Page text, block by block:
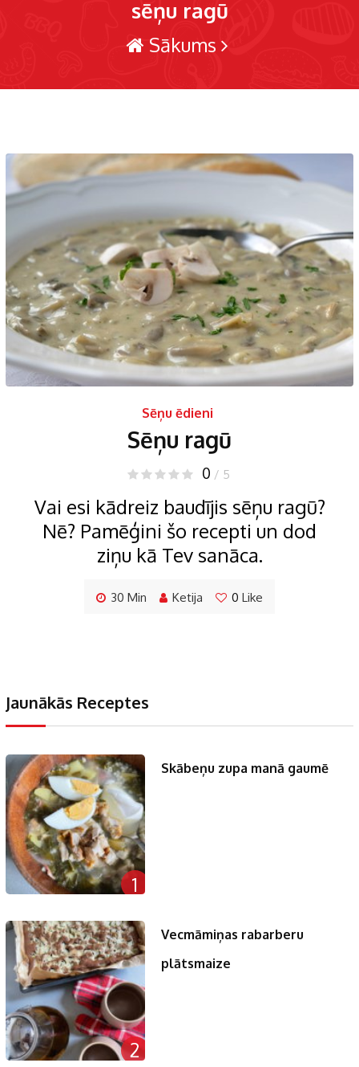
sēņu ragū
Sākums
Sēņu ēdieni
Sēņu ragū
0 / 5
Vai esi kādreiz baudījis sēņu ragū?
Nē? Pamēģini šo recepti un dod
ziņu kā Tev sanāca.
30 Min Ketija 0 Like
Jaunākās Receptes
1
Skābeņu zupa manā gaumē
2
Vecmāmiņas rabarberu
plātsmaize